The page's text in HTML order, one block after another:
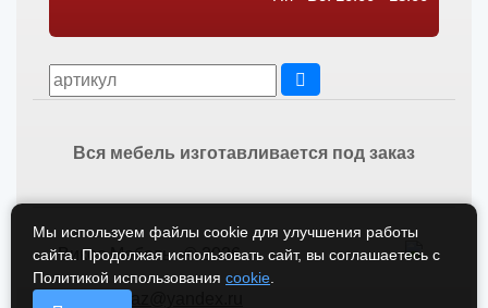
Вся мебель изготавливается под заказ
Викос Мебель © 2026
vikos-zakaz@yandex.ru
Мы используем файлы cookie для улучшения работы
сайта. Продолжая использовать сайт, вы соглашаетесь с
Политикой использования cookie